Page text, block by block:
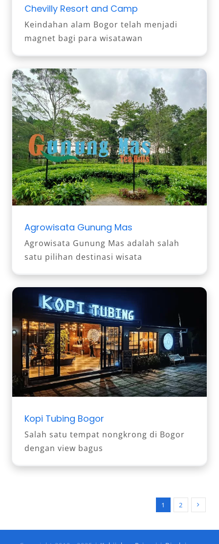
Chevilly Resort and Camp
Keindahan alam Bogor telah menjadi
magnet bagi para wisatawan
Agrowisata Gunung Mas
Agrowisata Gunung Mas adalah salah
satu pilihan destinasi wisata
Kopi Tubing Bogor
Salah satu tempat nongkrong di Bogor
dengan view bagus
1 2